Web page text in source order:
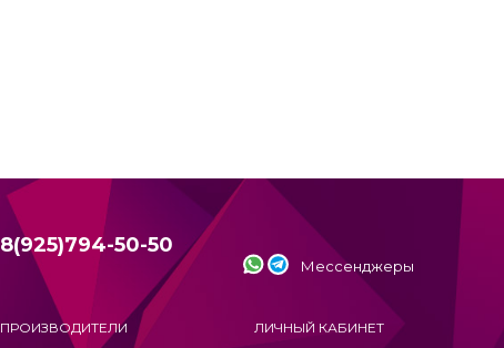
8(925)794-50-50
Мессенджеры
ПРОИЗВОДИТЕЛИ ЛИЧНЫЙ КАБИНЕТ